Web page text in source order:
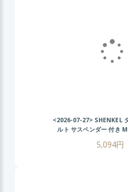
<2026-07-27> SHENKEL
ルト サスペンダー 付き
MOLLE サバイバル
5,094円